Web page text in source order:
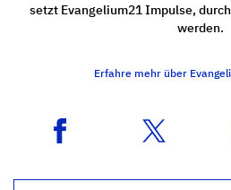
setzt Evangelium21 Impulse,
werden.
Erfahre mehr über